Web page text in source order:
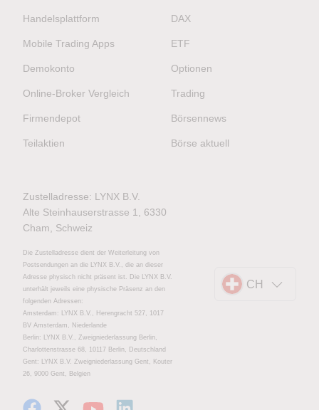
Handelsplattform
Mobile Trading Apps
Demokonto
Online-Broker Vergleich
Firmendepot
Teilaktien
DAX
ETF
Optionen
Trading
Börsennews
Börse aktuell
Zustelladresse: LYNX B.V.
Alte Steinhauserstrasse 1, 6330
Cham, Schweiz
Die Zustelladresse dient der Weiterleitung von
Postsendungen an die LYNX B.V., die an dieser
Adresse physisch nicht präsent ist. Die LYNX B.V.
unterhält jeweils eine physische Präsenz an den
folgenden Adressen:
Amsterdam: LYNX B.V., Herengracht 527, 1017
BV Amsterdam, Niederlande
Berlin: LYNX B.V., Zweigniederlassung Berlin,
Charlottenstrasse 68, 10117 Berlin, Deutschland
Gent: LYNX B.V. Zweigniederlassung Gent, Kouter
26, 9000 Gent, Belgien
CH